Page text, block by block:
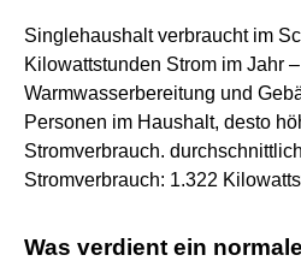
Singlehaushalt verbraucht im
Kilowattstunden Strom im Jahr
Warmwasserbereitung und
Personen im Haushalt, desto
Stromverbrauch.
Stromverbrauch: 1.322
Was verdient ein